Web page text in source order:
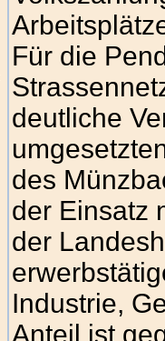
Für die
deutliche
des
der Einsatz
der
Industrie,
Anteil ist